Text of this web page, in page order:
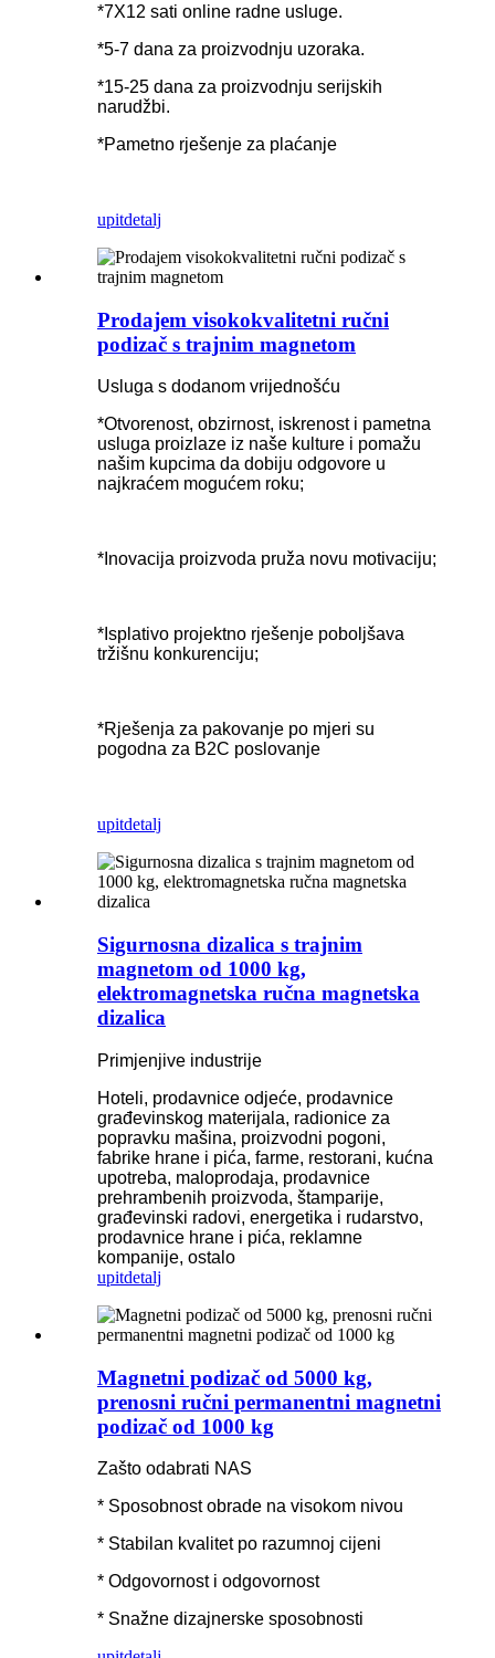
*7X12 sati online radne usluge.
*5-7 dana za proizvodnju uzoraka.
*15-25 dana za proizvodnju serijskih
narudžbi.
*Pametno rješenje za plaćanje
upitdetalj
Prodajem visokokvalitetni ručni
podizač s trajnim magnetom
Usluga s dodanom vrijednošću
*Otvorenost, obzirnost, iskrenost i pametna
usluga proizlaze iz naše kulture i pomažu
našim kupcima da dobiju odgovore u
najkraćem mogućem roku;
*Inovacija proizvoda pruža novu motivaciju;
*Isplativo projektno rješenje poboljšava
tržišnu konkurenciju;
*Rješenja za pakovanje po mjeri su
pogodna za B2C poslovanje
upitdetalj
Sigurnosna dizalica s trajnim
magnetom od 1000 kg,
elektromagnetska ručna magnetska
dizalica
Primjenjive industrije
Hoteli, prodavnice odjeće, prodavnice
građevinskog materijala, radionice za
popravku mašina, proizvodni pogoni,
fabrike hrane i pića, farme, restorani, kućna
upotreba, maloprodaja, prodavnice
prehrambenih proizvoda, štamparije,
građevinski radovi, energetika i rudarstvo,
prodavnice hrane i pića, reklamne
kompanije, ostalo
upitdetalj
Magnetni podizač od 5000 kg,
prenosni ručni permanentni magnetni
podizač od 1000 kg
Zašto odabrati NAS
* Sposobnost obrade na visokom nivou
* Stabilan kvalitet po razumnoj cijeni
* Odgovornost i odgovornost
* Snažne dizajnerske sposobnosti